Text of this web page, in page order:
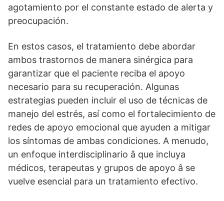
agotamiento por el constante estado de alerta y
preocupación.
En estos casos, el tratamiento debe abordar
ambos trastornos de manera sinérgica para
garantizar que el paciente reciba el apoyo
necesario para su recuperación. Algunas
estrategias pueden incluir el uso de técnicas de
manejo del estrés, así­ como el fortalecimiento de
redes de apoyo emocional que ayuden a mitigar
los sí­ntomas de ambas condiciones. A menudo,
un enfoque interdisciplinario â que incluya
médicos, terapeutas y grupos de apoyo â se
vuelve esencial para un tratamiento efectivo.